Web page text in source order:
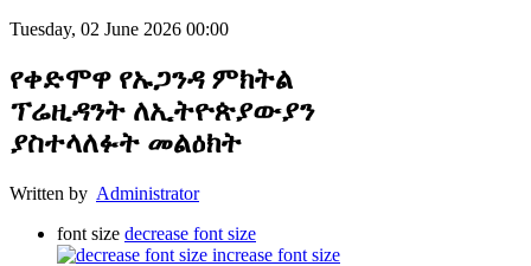
Tuesday, 02 June 2026 00:00
የቀድሞዋ የኡጋንዳ ምክትል
ፕሬዚዳንት ለኢትዮጵያውያን
ያስተላለፉት መልዕክት
Written by Administrator
font size decrease font size
increase font size